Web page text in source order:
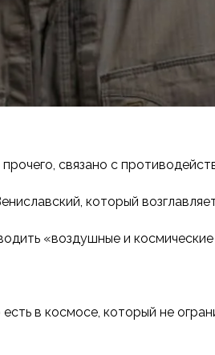
связано с
который
«воздушные и
в космосе, который не